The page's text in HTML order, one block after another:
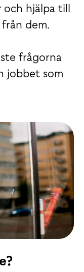
och hjälpa till
dem.
frågorna
jobbet som